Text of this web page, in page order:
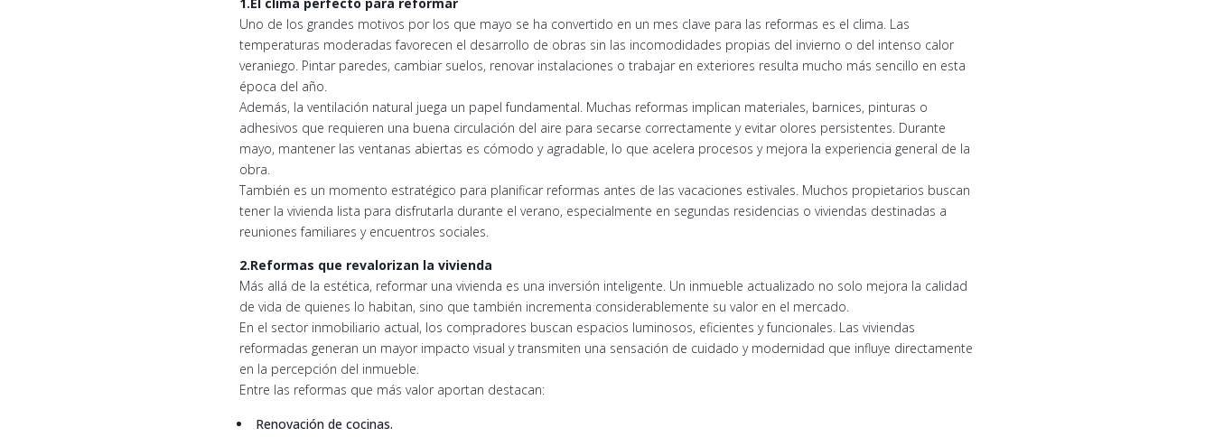
Uno de los grandes motivos por los que mayo se ha convertido en un mes clave para las reformas es el clima. Las
temperaturas moderadas favorecen el desarrollo de obras sin las incomodidades propias del invierno o del intenso calor
veraniego. Pintar paredes, cambiar suelos, renovar instalaciones o trabajar en exteriores resulta mucho más sencillo en esta
época del año.
Además, la ventilación natural juega un papel fundamental. Muchas reformas implican materiales, barnices, pinturas o
adhesivos que requieren una buena circulación del aire para secarse correctamente y evitar olores persistentes. Durante
mayo, mantener las ventanas abiertas es cómodo y agradable, lo que acelera procesos y mejora la experiencia general de la
obra.
También es un momento estratégico para planificar reformas antes de las vacaciones estivales. Muchos propietarios buscan
tener la vivienda lista para disfrutarla durante el verano, especialmente en segundas residencias o viviendas destinadas a
reuniones familiares y encuentros sociales.
2.Reformas que revalorizan la vivienda
Más allá de la estética, reformar una vivienda es una inversión inteligente. Un inmueble actualizado no solo mejora la calidad
de vida de quienes lo habitan, sino que también incrementa considerablemente su valor en el mercado.
En el sector inmobiliario actual, los compradores buscan espacios luminosos, eficientes y funcionales. Las viviendas
reformadas generan un mayor impacto visual y transmiten una sensación de cuidado y modernidad que influye directamente
en la percepción del inmueble.
Entre las reformas que más valor aportan destacan:
Renovación de cocinas.